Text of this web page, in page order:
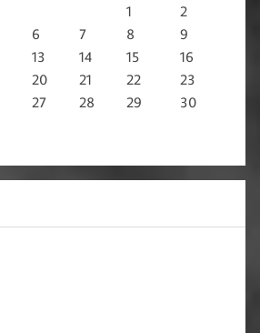
1
2
6 7 8
9
13 14 15
16
20 21 22
23
27 28 29
30